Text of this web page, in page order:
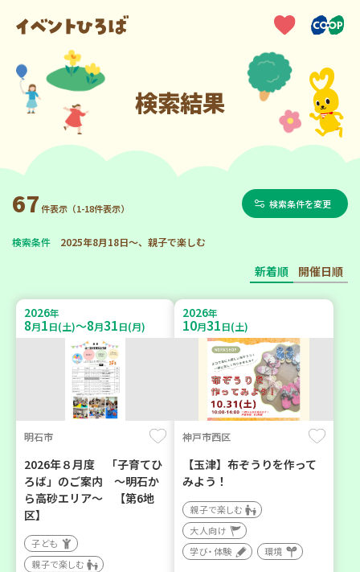
検索結果
67件表示（1-18件表示） 検索条件を変更
検索条件 2025年8月18日～、親子で楽しむ
新着順 開催日順
2026年
8月1日(土)～8月31日(月)
明石市
2026年８月度 「子育てひ
ろば」のご案内 ～明石か
ら高砂エリア～ 【第6地
区】
子ども
親子で楽しむ
2026年
10月31日(土)
神戸市西区
【玉津】布ぞうりを作って
みよう！
親子で楽しむ
大人向け
学び・体験
環境